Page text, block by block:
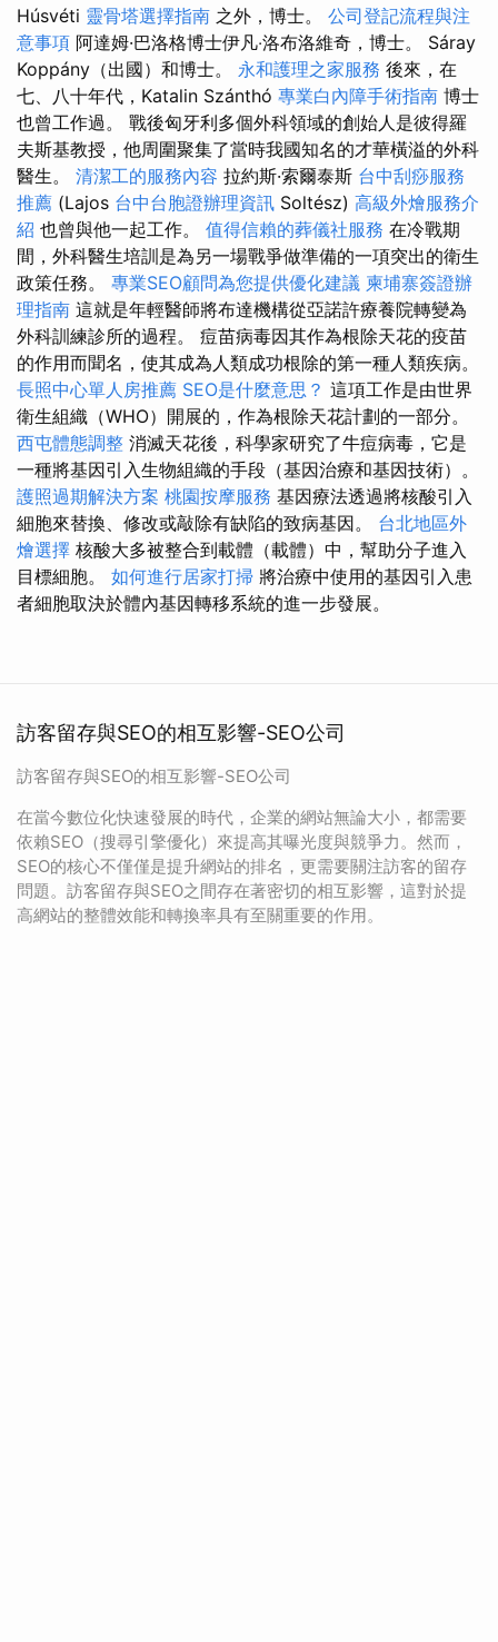
Húsvéti 靈骨塔選擇指南 之外，博士。 公司登記流程與注
意事項 阿達姆·巴洛格博士伊凡‧洛布洛維奇，博士。 Sáray
Koppány（出國）和博士。 永和護理之家服務 後來，在
七、八十年代，Katalin Szánthó 專業白內障手術指南 博士
也曾工作過。 戰後匈牙利多個外科領域的創始人是彼得羅
夫斯基教授，他周圍聚集了當時我國知名的才華橫溢的外科
醫生。 清潔工的服務內容 拉約斯·索爾泰斯 台中刮痧服務
推薦 (Lajos 台中台胞證辦理資訊 Soltész) 高級外燴服務介
紹 也曾與他一起工作。 值得信賴的葬儀社服務 在冷戰期
間，外科醫生培訓是為另一場戰爭做準備的一項突出的衛生
政策任務。 專業SEO顧問為您提供優化建議 柬埔寨簽證辦
理指南 這就是年輕醫師將布達機構從亞諾許療養院轉變為
外科訓練診所的過程。 痘苗病毒因其作為根除天花的疫苗
的作用而聞名，使其成為人類成功根除的第一種人類疾病。
長照中心單人房推薦 SEO是什麼意思？ 這項工作是由世界
衛生組織（WHO）開展的，作為根除天花計劃的一部分。
西屯體態調整 消滅天花後，科學家研究了牛痘病毒，它是
一種將基因引入生物組織的手段（基因治療和基因技術）。
護照過期解決方案 桃園按摩服務 基因療法透過將核酸引入
細胞來替換、修改或敲除有缺陷的致病基因。 台北地區外
燴選擇 核酸大多被整合到載體（載體）中，幫助分子進入
目標細胞。 如何進行居家打掃 將治療中使用的基因引入患
者細胞取決於體內基因轉移系統的進一步發展。
訪客留存與SEO的相互影響-SEO公司
訪客留存與SEO的相互影響-SEO公司
在當今數位化快速發展的時代，企業的網站無論大小，都需要
依賴SEO（搜尋引擎優化）來提高其曝光度與競爭力。然而，
SEO的核心不僅僅是提升網站的排名，更需要關注訪客的留存
問題。訪客留存與SEO之間存在著密切的相互影響，這對於提
高網站的整體效能和轉換率具有至關重要的作用。